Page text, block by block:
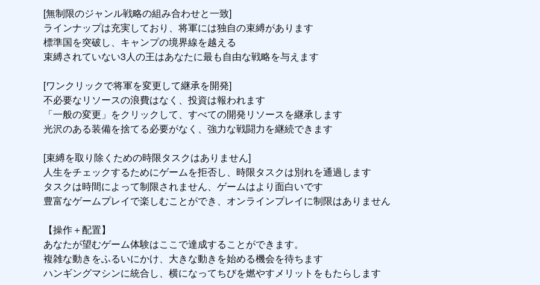
[無制限のジャンル戦略の組み合わせと一致]
ラインナップは充実しており、将軍には独自の束縛があります
標準国を突破し、キャンプの境界線を越える
束縛されていない3人の王はあなたに最も自由な戦略を与えます
[ワンクリックで将軍を変更して継承を開発]
不必要なリソースの浪費はなく、投資は報われます
「一般の変更」をクリックして、すべての開発リソースを継承します
光沢のある装備を捨てる必要がなく、強力な戦闘力を継続できます
[束縛を取り除くための時限タスクはありません]
人生をチェックするためにゲームを拒否し、時限タスクは別れを通過します
タスクは時間によって制限されません、ゲームはより面白いです
豊富なゲームプレイで楽しむことができ、オンラインプレイに制限はありません
【操作＋配置】
あなたが望むゲーム体験はここで達成することができます。
複雑な動きをふるいにかけ、大きな動きを始める機会を待ちます
ハンギングマシンに統合し、横になってちびを燃やすメリットをもたらします